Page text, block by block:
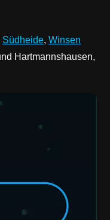
Südheide, Winsen
Hartmannshausen,